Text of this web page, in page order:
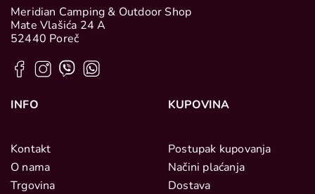
Meridian Camping & Outdoor Shop
Mate Vlašića 24 A
52440 Poreč
INFO
Kontakt
O nama
Trgovina
KUPOVINA
Postupak kupovanja
Načini plaćanja
Dostava